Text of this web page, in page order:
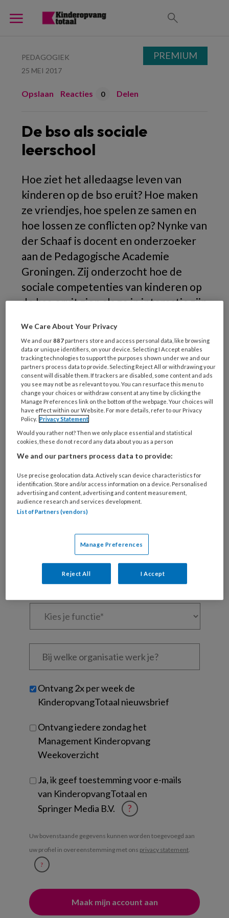
PEDAGOGIEK
25 MEI 2017
Opslaan Reacties 0 Delen
De bso als sociale
leerschool
Hoe ziet het alledaagse leven van
kinderen op de bso eruit? Hoe maken
ze vriendjes, hoe spelen ze samen en
hoe lossen ze conflicten op? Nynke van
der Schaaf is docent en onderzoeker
aan de Pedagogische Academie
Groningen. Zij onderzocht hoe de
sociale competenties van kinderen op
de bso eruit zien als ze in interactie zijn
conclusies.
D
REGISTREREN
Wil je dit artikel lezen?
Maak gratis een account aan en lees 2
Al een account of abonnement?Log dan in
Kies
wachtwoord* *
Kies
Bij
welke
je?
Untitled
Ontvang 2x per week de
KinderopvangTotaal nieuwsbrief
Ontvang iedere zondag het
Management Kinderopvang
Weekoverzicht
Ja, ik geef toestemming voor e-mails
van KinderopvangTotaal en
Springer Media B.V.
?
Uw bovenstaande gegevens kunnen worden toegevoegd aan
uw profiel in overeenstemming met ons privacy statement.
?
PREMIUM
We Care About Your Privacy
We and our887 partners store and access personal data, like browsing
data or unique identifiers, on your device. Selecting I Accept enables
tracking technologies to support the purposes shown under we and our
partners process data to provide. Selecting Reject All or withdrawing your
consent will disable them. If trackers are disabled, some content and ads
you see may not be as relevant to you. You can resurface this menu to
change your choices or withdraw consent at any time by clicking the
Manage Preferences link on the bottom of the webpage. Your choices will
have effect within our Website. For more details, refer to our Privacy
Policy. Privacy Statement
Would you rather not? Then we only place essential and statistical
cookies, these do not record any data about you as a person
We and our partners process data to provide:
Use precise geolocation data. Actively scan device characteristics for
identification. Store and/or access information on a device. Personalised
advertising and content, advertising and content measurement,
audience research and services development.
List of Partners (vendors)
Manage Preferences
Reject All I Accept